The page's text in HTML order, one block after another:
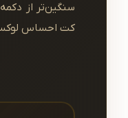
سنگین‌تر از
کت احساس